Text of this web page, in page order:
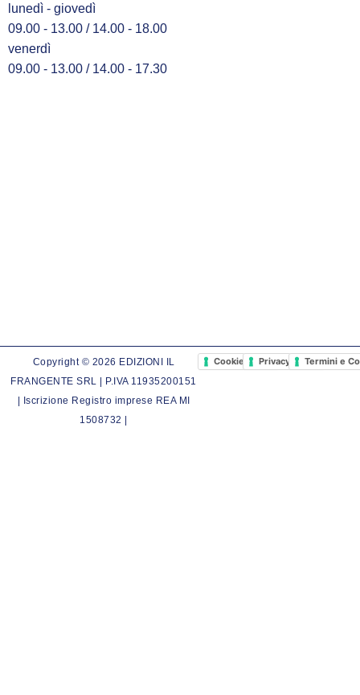
lunedì - giovedì
09.00 - 13.00 / 14.00 - 18.00
venerdì
09.00 - 13.00 / 14.00 - 17.30
Copyright © 2026 EDIZIONI IL
FRANGENTE SRL | P.IVA 11935200151
| Iscrizione Registro imprese REA MI
1508732 |
Cookie PolicyPrivacy PolicyTermini e